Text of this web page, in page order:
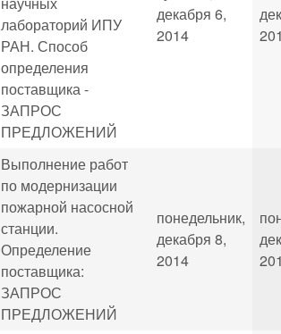
лабораторий ИПУ
РАН. Способ
определения
поставщика -
ЗАПРОС
ПРЕДЛОЖЕНИЙ
декабря 6,
2014
Выполнение работ
по модернизации
пожарной насосной
станции.
Определение
поставщика:
ЗАПРОС
ПРЕДЛОЖЕНИЙ
понедельник,
декабря 8,
2014